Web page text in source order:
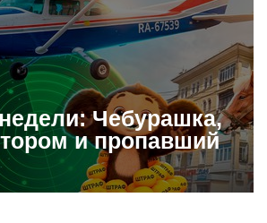
Чебурашка,
и пропавший